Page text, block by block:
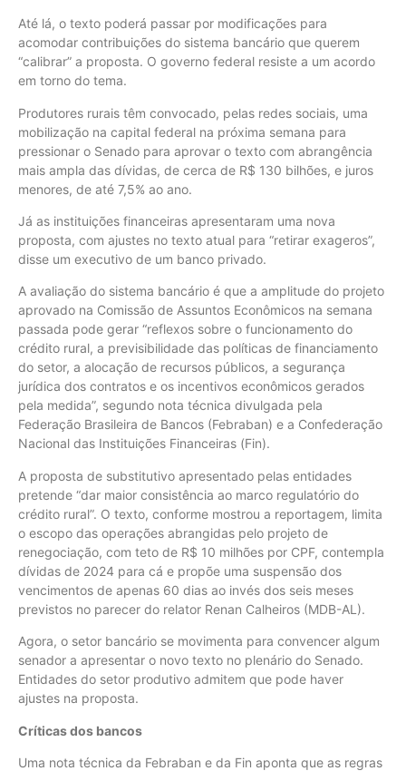
Até lá, o texto poderá passar por modificações para
acomodar contribuições do sistema bancário que querem
“calibrar” a proposta. O governo federal resiste a um acordo
em torno do tema.
Produtores rurais têm convocado, pelas redes sociais, uma
mobilização na capital federal na próxima semana para
pressionar o Senado para aprovar o texto com abrangência
mais ampla das dívidas, de cerca de R$ 130 bilhões, e juros
menores, de até 7,5% ao ano.
Já as instituições financeiras apresentaram uma nova
proposta, com ajustes no texto atual para “retirar exageros”,
disse um executivo de um banco privado.
A avaliação do sistema bancário é que a amplitude do projeto
aprovado na Comissão de Assuntos Econômicos na semana
passada pode gerar “reflexos sobre o funcionamento do
crédito rural, a previsibilidade das políticas de financiamento
do setor, a alocação de recursos públicos, a segurança
jurídica dos contratos e os incentivos econômicos gerados
pela medida”, segundo nota técnica divulgada pela
Federação Brasileira de Bancos (Febraban) e a Confederação
Nacional das Instituições Financeiras (Fin).
A proposta de substitutivo apresentado pelas entidades
pretende “dar maior consistência ao marco regulatório do
crédito rural”. O texto, conforme mostrou a reportagem, limita
o escopo das operações abrangidas pelo projeto de
renegociação, com teto de R$ 10 milhões por CPF, contempla
dívidas de 2024 para cá e propõe uma suspensão dos
vencimentos de apenas 60 dias ao invés dos seis meses
previstos no parecer do relator Renan Calheiros (MDB-AL).
Agora, o setor bancário se movimenta para convencer algum
senador a apresentar o novo texto no plenário do Senado.
Entidades do setor produtivo admitem que pode haver
ajustes na proposta.
Críticas dos bancos
Uma nota técnica da Febraban e da Fin aponta que as regras